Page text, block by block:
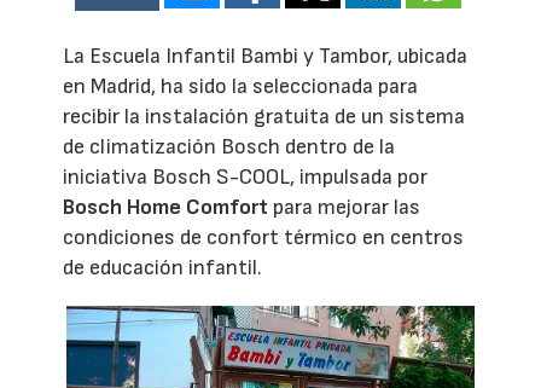
La Escuela Infantil Bambi y Tambor, ubicada
en Madrid, ha sido la seleccionada para
recibir la instalación gratuita de un sistema
de climatización Bosch dentro de la
iniciativa Bosch S-COOL, impulsada por
Bosch Home Comfort para mejorar las
condiciones de confort térmico en centros
de educación infantil.